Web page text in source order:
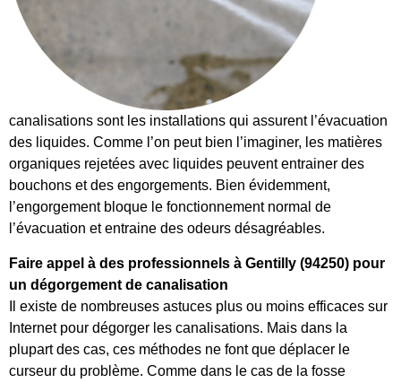
canalisations sont les installations qui assurent l’évacuation
des liquides. Comme l’on peut bien l’imaginer, les matières
organiques rejetées avec liquides peuvent entrainer des
bouchons et des engorgements. Bien évidemment,
l’engorgement bloque le fonctionnement normal de
l’évacuation et entraine des odeurs désagréables.
Faire appel à des professionnels à Gentilly (94250) pour
un dégorgement de canalisation
Il existe de nombreuses astuces plus ou moins efficaces sur
Internet pour dégorger les canalisations. Mais dans la
plupart des cas, ces méthodes ne font que déplacer le
curseur du problème. Comme dans le cas de la fosse